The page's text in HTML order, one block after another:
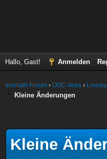
Hallo, Gast! Anmelden
Imoriath Forum › OOC-Area ›
Kleine Änderungen
Kleine